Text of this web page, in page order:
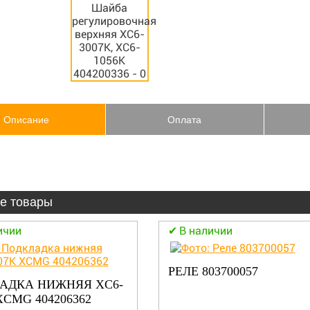
Описание Оплата
товары
НИЖНЯЯ XC6-
404206362
В наличии
РЕЛЕ 803700057